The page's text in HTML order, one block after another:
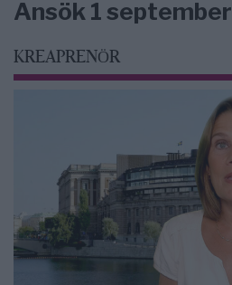
Ansök 1 september
KREAPRENÖR